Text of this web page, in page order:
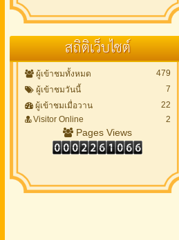
สถิติเว็บไซต์
ผู้เข้าชมทั้งหมด
479
ผู้เข้าชมวันนี้
7
ผู้เข้าชมเมื่อวาน
22
Visitor Online
2
Pages Views